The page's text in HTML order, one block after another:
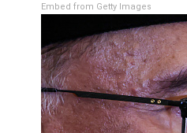
Embed from Getty Images